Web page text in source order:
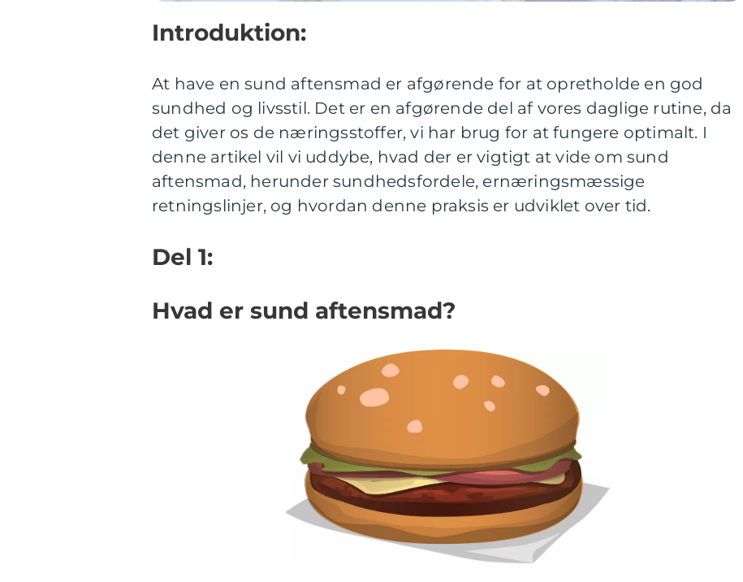
Introduktion:
At have en sund aftensmad er afgørende for at opretholde en god
sundhed og livsstil. Det er en afgørende del af vores daglige rutine, da
det giver os de næringsstoffer, vi har brug for at fungere optimalt. I
denne artikel vil vi uddybe, hvad der er vigtigt at vide om sund
aftensmad, herunder sundhedsfordele, ernæringsmæssige
retningslinjer, og hvordan denne praksis er udviklet over tid.
Del 1:
Hvad er sund aftensmad?